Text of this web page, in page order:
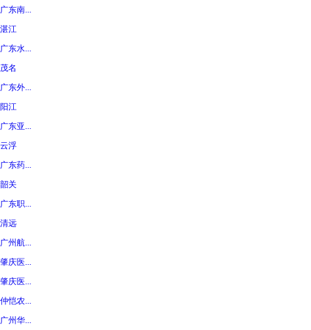
广东南...
湛江
广东水...
茂名
广东外...
阳江
广东亚...
云浮
广东药...
韶关
广东职...
清远
广州航...
肇庆医...
肇庆医...
仲恺农...
广州华...